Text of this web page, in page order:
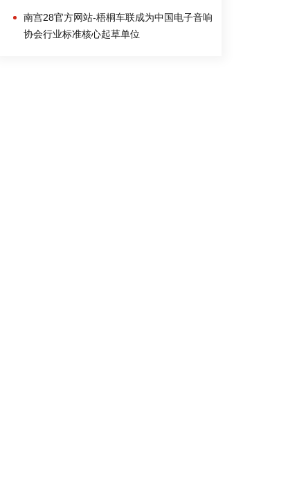
南宫28官方网站-梧桐车联成为中国电子音响
协会行业标准核心起草单位